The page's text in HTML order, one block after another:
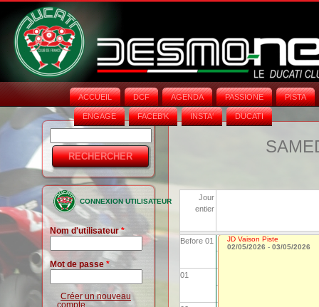
ACCUEIL DCF AGENDA PASSIONE PISTA
ENGAGE FACEB'K INSTA‘ DUCATI
Formulaire
de
recherche
CONNEXION UTILISATEUR
Nom d'utilisateur*
Mot de passe *
Créer un nouveau
compte
Jour
entier
Before 01
01
JD Vaison Piste
02/05/2026 - 03/05/2026